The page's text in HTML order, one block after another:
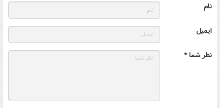
نام
ایمیل
نظر شما *